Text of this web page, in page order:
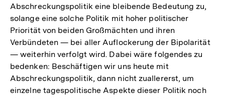
Abschreckungspolitik eine bleibende Bedeutung zu,
solange eine solche Politik mit hoher politischer
Priorität von beiden Großmächten und ihren
Verbündeten — bei aller Auflockerung der Bipolarität
— weiterhin verfolgt wird. Dabei wäre folgendes zu
bedenken: Beschäftigen wir uns heute mit
Abschreckungspolitik, dann nicht zuallererst, um
einzelne tagespolitische Aspekte dieser Politik noch